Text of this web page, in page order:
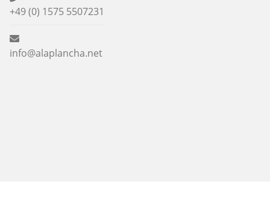
+49 (0) 1575 5507231
info@alaplancha.net